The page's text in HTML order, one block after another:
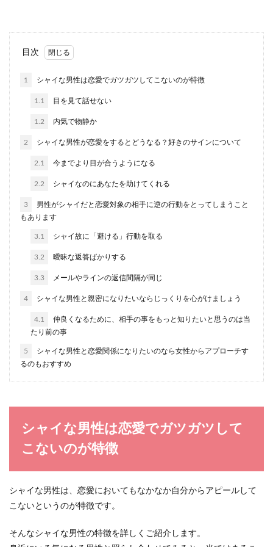
が、一概には言えず女性でも長く失恋を引きずっ
旦那がモテるから不安そんな心配な気
持ちを和らげる方法
旦那がモテるタイプの人間だと妻としては不安に
るところ...
徴と心理・付き合い方のコツ
のに、彼氏と...
好きになった男性が、自分よりも年上という方も
多いと思います。男性が、年下の女性に対して可
が抱く感想と成功のコツ
目次
1 シャイな男性は恋愛でガツガツしてこないのが特徴
1.1 目を見て話せない
1.2 内気で物静か
2 シャイな男性が恋愛をするとどうなる？好きのサインについて
2.1 今までより目が合うようになる
2.2 シャイなのにあなたを助けてくれる
3
男性がシャイだと恋愛対象の相手に逆の行動をとってしまうこと
もあります
3.1 シャイ故に「避ける」行動を取る
3.2 曖昧な返答ばかりする
3.3 メールやラインの返信間隔が同じ
4 シャイな男性と親密になりたいならじっくりを心がけましょう
4.1
仲良くなるために、相手の事をもっと知りたいと思うのは当
たり前の事
5
シャイな男性と恋愛関係になりたいのなら女性からアプローチす
るのもおすすめ
シャイな男性は恋愛でガツガツして
こないのが特徴
シャイな男性は、恋愛においてもなかなか自分からアピールして
こないというのが特徴です。
そんなシャイな男性の特徴を詳しくご紹介します。